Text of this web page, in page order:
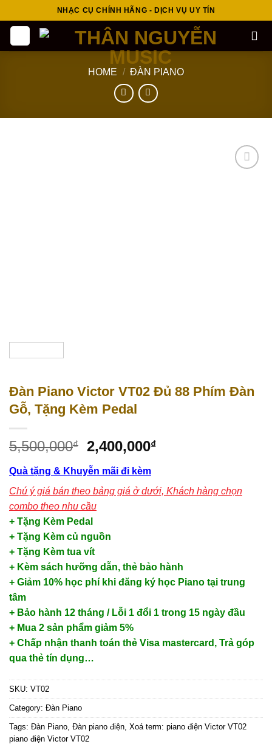
to
NHẠC CỤ CHÍNH HÃNG - DỊCH VỤ UY TÍN
HOME / ĐÀN PIANO
Đàn Piano Victor VT02 Đủ 88 Phím Đàn
Gỗ, Tặng Kèm Pedal
5,500,000₫ 2,400,000₫
Quà tặng & Khuyễn mãi đi kèm
Chú ý giá bán theo bảng giá ở dưới, Khách hàng chọn
combo theo nhu cầu
+ Tặng Kèm Pedal
+ Tặng Kèm củ nguồn
+ Tặng Kèm tua vít
+ Kèm sách hưỡng dẫn, thẻ bảo hành
+ Giảm 10% học phí khi đăng ký học Piano tại trung
tâm
+ Bảo hành 12 tháng / Lỗi 1 đổi 1 trong 15 ngày đầu
+ Mua 2 sản phẩm giảm 5%
+ Chấp nhận thanh toán thẻ Visa mastercard, Trả góp
qua thẻ tín dụng…
SKU: VT02
Category: Đàn Piano
Tags: Đàn Piano Đàn piano điện Xoá term: piano điện Victor VT02
piano điện Victor VT02